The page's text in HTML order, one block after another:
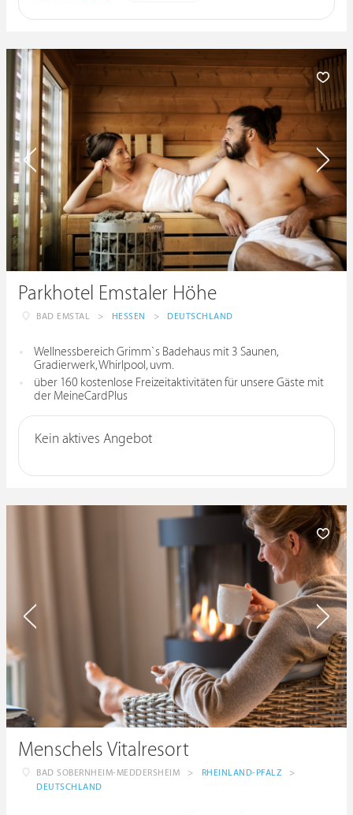
Parkhotel Emstaler Höhe
BAD EMSTAL > HESSEN > DEUTSCHLAND
Wellnessbereich Grimm`s Badehaus mit 3 Saunen,
Gradierwerk, Whirlpool, uvm.
über 160 kostenlose Freizeitaktivitäten für unsere Gäste mit
der MeineCardPlus
Kein aktives Angebot
Menschels Vitalresort
BAD SOBERNHEIM-MEDDERSHEIM > RHEINLAND-PFALZ
>
DEUTSCHLAND